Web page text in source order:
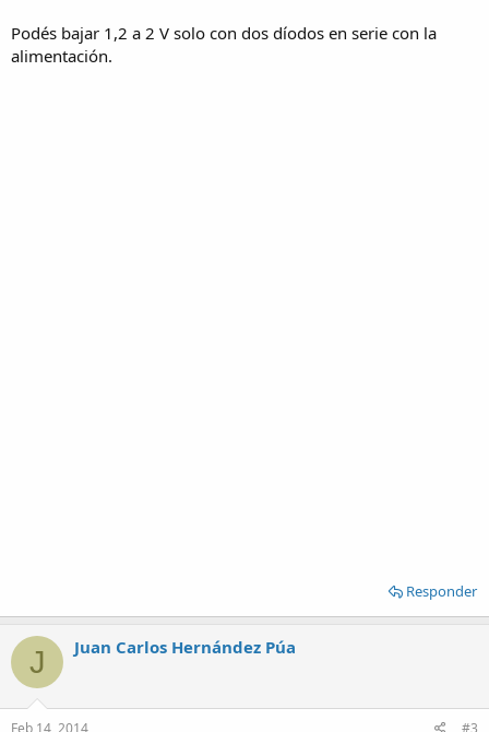
Podés bajar 1,2 a 2 V solo con dos díodos en serie con la
alimentación.
Responder
J Juan Carlos Hernández Púa
Feb 14, 2014 #3